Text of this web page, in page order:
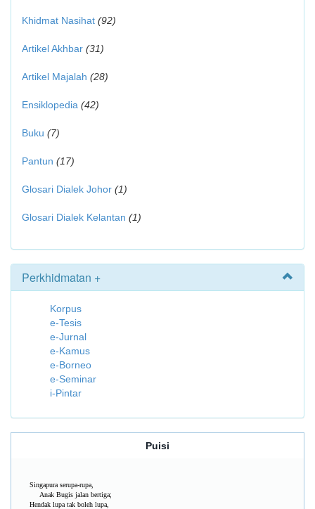
Khidmat Nasihat (92)
Artikel Akhbar (31)
Artikel Majalah (28)
Ensiklopedia (42)
Buku (7)
Pantun (17)
Glosari Dialek Johor (1)
Glosari Dialek Kelantan (1)
Perkhidmatan +
Korpus
e-Tesis
e-Jurnal
e-Kamus
e-Borneo
e-Seminar
i-Pintar
Puisi
Singapura serupa-rupa,
Anak Bugis jalan bertiga;
Hendak lupa tak boleh lupa,